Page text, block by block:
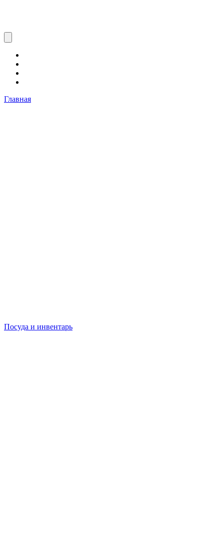
Главная
Посуда и инвентарь